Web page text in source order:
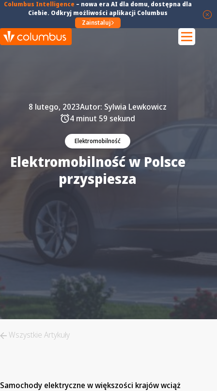
Columbus Intelligence – nowa era AI dla domu, dostępna dla
Ciebie. Odkryj możliwości aplikacji Columbus
Zainstaluj
Elektromobilność
8 lutego, 2023Autor: Sylwia Lewkowicz
4 minut 59 sekund
Elektromobilność w Polsce
przyspiesza
Wszystkie Artykuły
Samochody elektryczne w większości krajów wciąż